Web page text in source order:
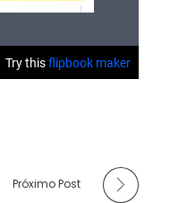
Próximo Post